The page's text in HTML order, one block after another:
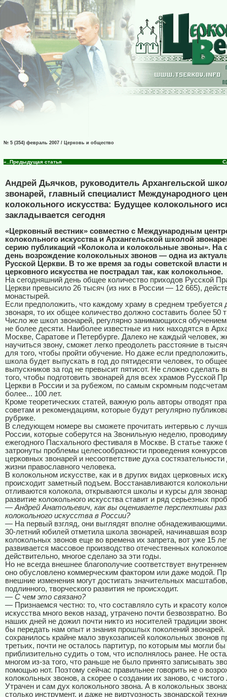
№ 5 (354) февраль 2007 / Церковь и общество
«..Предыдущая статья
Андрей Дьячков, руководитель Архангельской
звонарей, главный специалист Международного
колокольного искусства: Будущее колокольного
закладывается сегодня
«Церковный вестник» совместно с Международным
колокольного искусства и Архангельской школой
серию публикаций «Колокола и колокольные звоны». На
день возрождение колокольных звонов — одна из
Русской Церкви. В то же время за годы советской власти
церковного искусства не пострадал так, как колокольное.
На сегодняшний день общее количество приходов Русской
Церкви превысило 26 тысяч (из них в России — 12 665),
монастырей.
Если предположить, что каждому храму в среднем требуется
звонаря, то их общее количество должно составить более 50
Число же школ звонарей, регулярно занимающихся
не более десяти. Наиболее известные из них находятся в
Москве, Саратове и Петербурге. Далеко не каждый человек,
научиться звону, сможет легко преодолеть расстояние в
для того, чтобы пройти обучение. Но даже если
школа будет выпускать в год до пятидесяти человек, то
выпускников за год не превысит пятисот. Не сложно сделать
того, чтобы подготовить звонарей для всех храмов Русской
Церкви в России и за рубежом, по самым скромным
более... 100 лет.
Кроме теоретических статей, важную роль авторы отводят
советам и рекомендациям, которые будут регулярно
рубрике.
В следующем номере вы сможете прочитать интервью с
России, которые соберутся на Звонильную неделю,
ежегодного Пасхального фестиваля в Москве. В статье также
затронуты проблемы целесообразности проведения
церковных звонарей и несоответствие духа
жизни православного человека.
В колокольном искусстве, как и в других видах церковных
происходит заметный подъем. Восстанавливаются
отливаются колокола, открываются школы и курсы для
развитие колокольного искусства ставит и ряд серьезных
— Андрей Анатольевич, как вы оцениваете перспективы
колокольного искусства в России?
— На первый взгляд, они выглядят вполне
30-летний юбилей отметила школа звонарей, начинавшая
колокольных звонов еще во времена их запрета, вот уже 15
развивается массовое производство отечественных
действительно, многое сделано за эти годы.
Но не всегда внешнее благополучие соответствует
оно обусловлено коммерческим фактором или даже модой.
внешние изменения могут достигать значительных
подлинного, творческого развития не происходит.
— С чем это связано?
— Признаемся честно: то, что составляло суть и красоту
искусства много веков назад, утрачено почти безвозвратно.
наших дней не дожил почти никто из носителей традиции
бы передать нам опыт и знания прошлых поколений
сохранилось крайне мало звукозаписей колокольных звонов
третьих, почти не осталось партитур, по которым мы могли бы
приблизительно судить о том, что исполнялось ранее. Не
многом из-за того, что раньше не было принято записывать
помощью нот. Поэтому сейчас правильнее говорить не о
колокольных звонов, а скорее о создании их заново, с чистого
Утрачен и сам дух колокольного звона. А в колокольных
столько инструмент, и даже не виртуозность звонарской